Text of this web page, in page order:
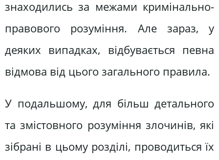
знаходились за межами кримінально-
правового розуміння. Але зараз, у
деяких випадках, відбувається певна
відмова від цього загального правила.
У подальшому, для більш детального
та змістовного розуміння злочинів, які
зібрані в цьому розділі, проводиться їх